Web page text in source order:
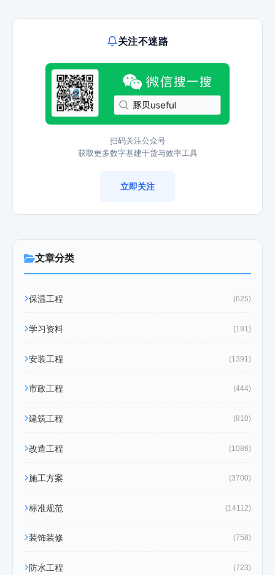
关注不迷路
扫码关注公众号
获取更多数字基建干货与效率工具
立即关注
文章分类
保温工程 (625)
学习资料 (191)
安装工程 (1391)
市政工程 (444)
建筑工程 (810)
改造工程 (1086)
施工方案 (3700)
标准规范 (14112)
装饰装修 (758)
防水工程 (723)